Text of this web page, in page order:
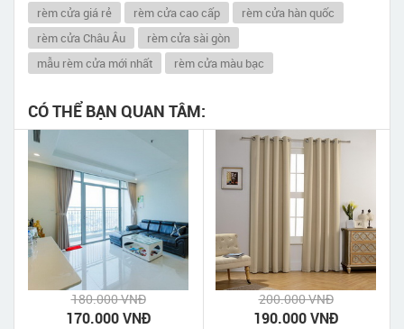
rèm cửa giá rẻ
rèm cửa cao cấp
rèm cửa hàn quốc
rèm cửa Châu Âu
rèm cửa sài gòn
mẫu rèm cửa mới nhất
rèm cửa màu bạc
CÓ THỂ BẠN QUAN TÂM:
180.000 VNĐ
170.000 VNĐ
200.000 VNĐ
190.000 VNĐ